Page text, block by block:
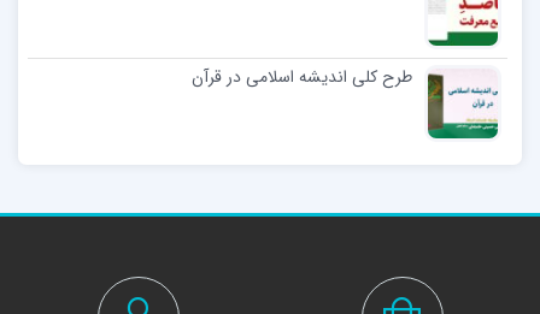
طرح کلی اندیشه اسلامی در قرآن